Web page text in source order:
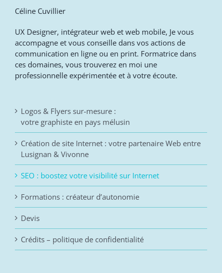
Céline Cuvillier
UX Designer, intégrateur web et web mobile, Je vous
accompagne et vous conseille dans vos actions de
communication en ligne ou en print. Formatrice dans
ces domaines, vous trouverez en moi une
professionnelle expérimentée et à votre écoute.
Logos & Flyers sur-mesure :
votre graphiste en pays mélusin
Création de site Internet : votre partenaire Web entre
Lusignan & Vivonne
SEO : boostez votre visibilité sur Internet
Formations : créateur d’autonomie
Devis
Crédits – politique de confidentialité